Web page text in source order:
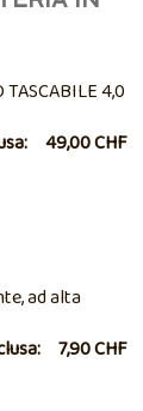
TASCABILE 4,0
49,00 CHF
ad alta
7,90 CHF